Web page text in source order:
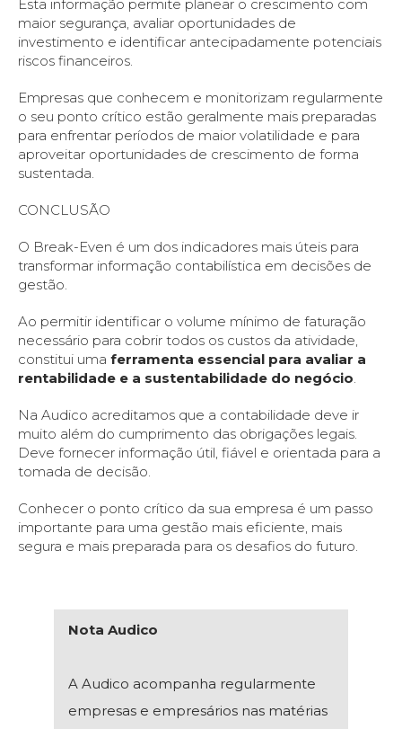
Esta informação permite planear o crescimento com
maior segurança, avaliar oportunidades de
investimento e identificar antecipadamente potenciais
riscos financeiros.
Empresas que conhecem e monitorizam regularmente
o seu ponto crítico estão geralmente mais preparadas
para enfrentar períodos de maior volatilidade e para
aproveitar oportunidades de crescimento de forma
sustentada.
CONCLUSÃO
O Break-Even é um dos indicadores mais úteis para
transformar informação contabilística em decisões de
gestão.
Ao permitir identificar o volume mínimo de faturação
necessário para cobrir todos os custos da atividade,
constitui uma ferramenta essencial para avaliar a
rentabilidade e a sustentabilidade do negócio.
Na Audico acreditamos que a contabilidade deve ir
muito além do cumprimento das obrigações legais.
Deve fornecer informação útil, fiável e orientada para a
tomada de decisão.
Conhecer o ponto crítico da sua empresa é um passo
importante para uma gestão mais eficiente, mais
segura e mais preparada para os desafios do futuro.
Nota Audico
A Audico acompanha regularmente
empresas e empresários nas matérias